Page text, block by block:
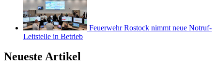
Feuerwehr Rostock nimmt neue Notruf-
Leitstelle in Betrieb
Neueste Artikel